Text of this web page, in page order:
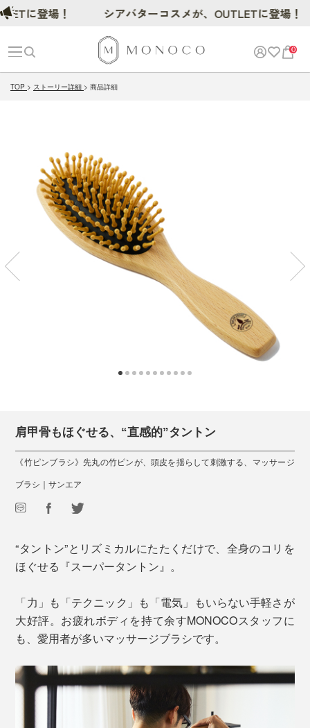
0
TOP ストーリー詳細 商品詳細
肩甲骨もほぐせる、“直感的”タントン
《竹ピンブラシ》先丸の竹ピンが、頭皮を揺らして刺激する、マッサージ
ブラシ｜サンエア
“タントン”とリズミカルにたたくだけで、全身のコリを
ほぐせる『スーパータントン』。
「力」も「テクニック」も「電気」もいらない手軽さが
大好評。お疲れボディを持て余すMONOCOスタッフに
も、愛用者が多いマッサージブラシです。
登場！ シアバターコスメが、OUTLETに登場！